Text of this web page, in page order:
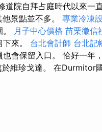
院自拜占庭時代以來一
景點並不多。 專業冷凍
月子中心價格 苗栗徵信
來。 台北會計師 台北記
會保留入口。 恰好一年
維珍戈達。 在Durmitor